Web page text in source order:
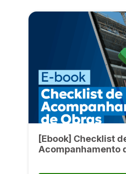
[Ebook] Checklist
Acompanhamento